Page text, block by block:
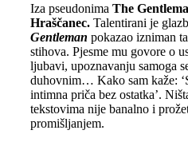
Iza pseudonima The
Hraščanec. Talentirani je
Gentleman pokazao izniman
stihova. Pjesme mu govore o
ljubavi, upoznavanju samoga
duhovnim… Kako sam kaže:
intimna priča bez ostatka’.
tekstovima nije banalno i
promišljanjem.